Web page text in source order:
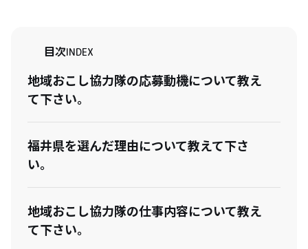
目次INDEX
地域おこし協力隊の応募動機について教え
て下さい。
福井県を選んだ理由について教えて下さ
い。
地域おこし協力隊の仕事内容について教え
て下さい。